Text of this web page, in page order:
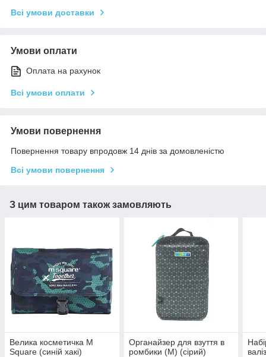
Всі умови доставки
Умови оплати
Оплата на рахунок
Всі умови оплати
Умови повернення
Повернення товару впродовж 14 днів за домовленістю
Всі умови повернення
З цим товаром також замовляють
Велика косметичка M
Square (синій хакі)
Органайзер для взуття в
ромбики (М) (сірий)